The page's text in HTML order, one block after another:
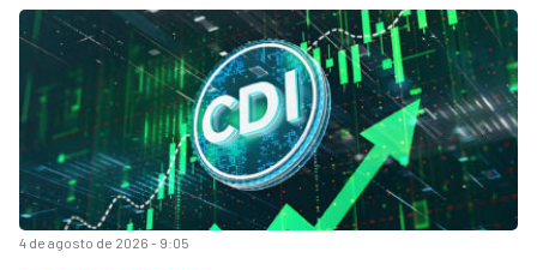
4 de agosto de 2026 - 9:05